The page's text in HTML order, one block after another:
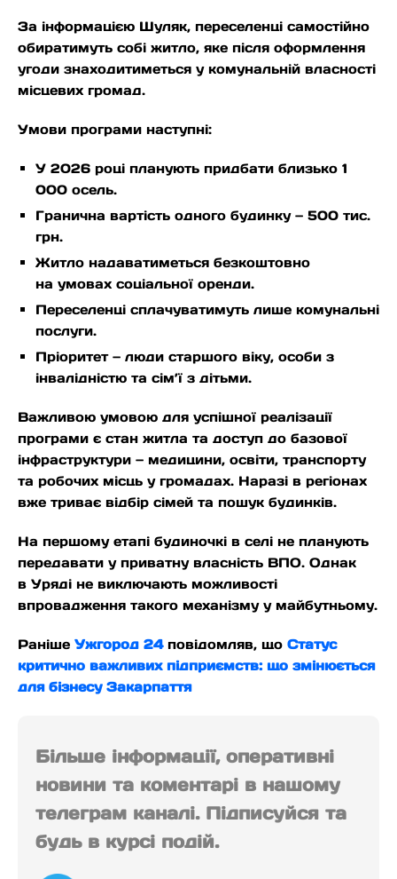
За інформацією Шуляк, переселенці самостійно
обиратимуть собі житло, яке після оформлення
угоди знаходитиметься у комунальній власності
місцевих громад.
Умови програми наступні:
У 2026 році планують придбати близько 1
000 осель.
Гранична вартість одного будинку — 500 тис.
грн.
Житло надаватиметься безкоштовно
на умовах соціальної оренди.
Переселенці сплачуватимуть лише комунальні
послуги.
Пріоритет — люди старшого віку, особи з
інвалідністю та сім’ї з дітьми.
Важливою умовою для успішної реалізації
програми є стан житла та доступ до базової
інфраструктури — медицини, освіти, транспорту
та робочих місць у громадах. Наразі в регіонах
вже триває відбір сімей та пошук будинків.
На першому етапі будиночкі в селі не планують
передавати у приватну власність ВПО. Однак
в Уряді не виключають можливості
впровадження такого механізму у майбутньому.
Раніше Ужгород 24 повідомляв, що Статус
критично важливих підприємств: що змінюється
для бізнесу Закарпаття
Більше інформації, оперативні
новини та коментарі в нашому
телеграм каналі. Підписуйся та
будь в курсі подій.